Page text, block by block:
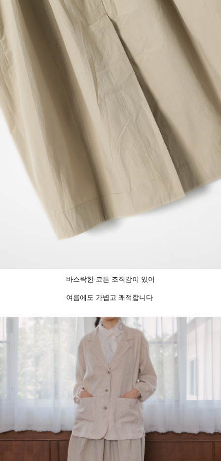
바스락한 코튼 조직감이 있어
여름에도 가볍고 쾌적합니다